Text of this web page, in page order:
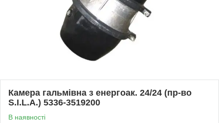
Камера гальмівна з енергоак. 24/24 (пр-во
S.I.L.A.) 5336-3519200
В наявності